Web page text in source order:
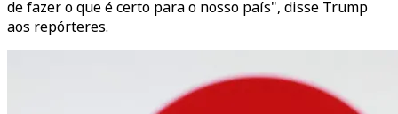
de fazer o que é certo para o nosso país", disse Trump
aos repórteres.